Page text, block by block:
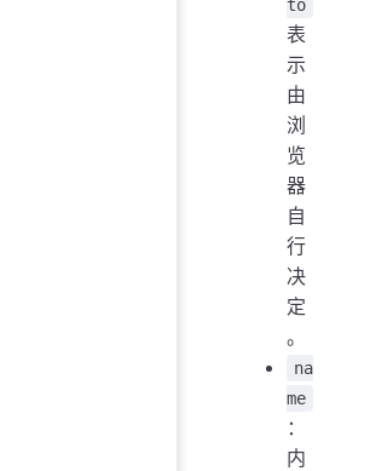
to
表
示
由
浏
览
器
自
行
决
定
。
na
me
：
内